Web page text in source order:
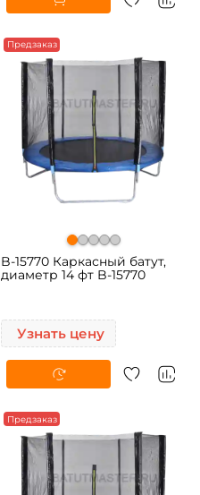
Предзаказ
B-15770 Каркасный батут,
диаметр 14 фт B-15770
Узнать цену
Предзаказ